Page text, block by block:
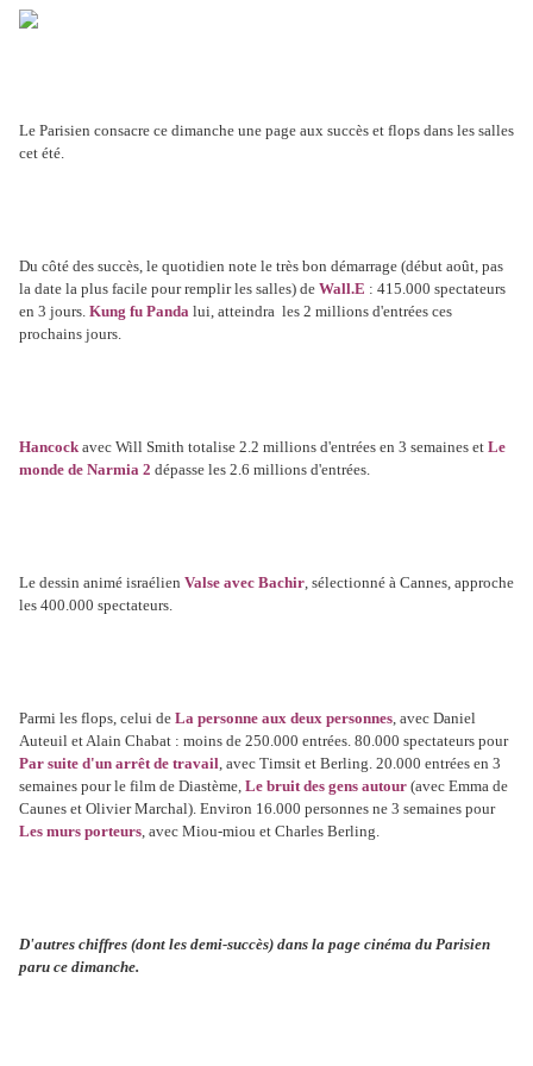
Le Parisien consacre ce dimanche une page aux succès et flops dans les salles
cet été.
Du côté des succès, le quotidien note le très bon démarrage (début août, pas
la date la plus facile pour remplir les salles) de Wall.E : 415.000 spectateurs
en 3 jours. Kung fu Panda lui, atteindra les 2 millions d'entrées ces
prochains jours.
Hancock avec Will Smith totalise 2.2 millions d'entrées en 3 semaines et Le
monde de Narmia 2 dépasse les 2.6 millions d'entrées.
Le dessin animé israélien Valse avec Bachir, sélectionné à Cannes, approche
les 400.000 spectateurs.
Parmi les flops, celui de La personne aux deux personnes, avec Daniel
Auteuil et Alain Chabat : moins de 250.000 entrées. 80.000 spectateurs pour
Par suite d'un arrêt de travail, avec Timsit et Berling. 20.000 entrées en 3
semaines pour le film de Diastème, Le bruit des gens autour (avec Emma de
Caunes et Olivier Marchal). Environ 16.000 personnes ne 3 semaines pour
Les murs porteurs, avec Miou-miou et Charles Berling.
D'autres chiffres (dont les demi-succès) dans la page cinéma du Parisien
paru ce dimanche.